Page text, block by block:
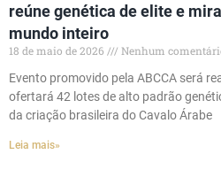
reúne genética de elite e
mundo inteiro
18 de maio de 2026
Nenhum
Evento promovido pela ABCCA será
ofertará 42 lotes de alto padrão
da criação brasileira do Cavalo Árabe
Leia mais»